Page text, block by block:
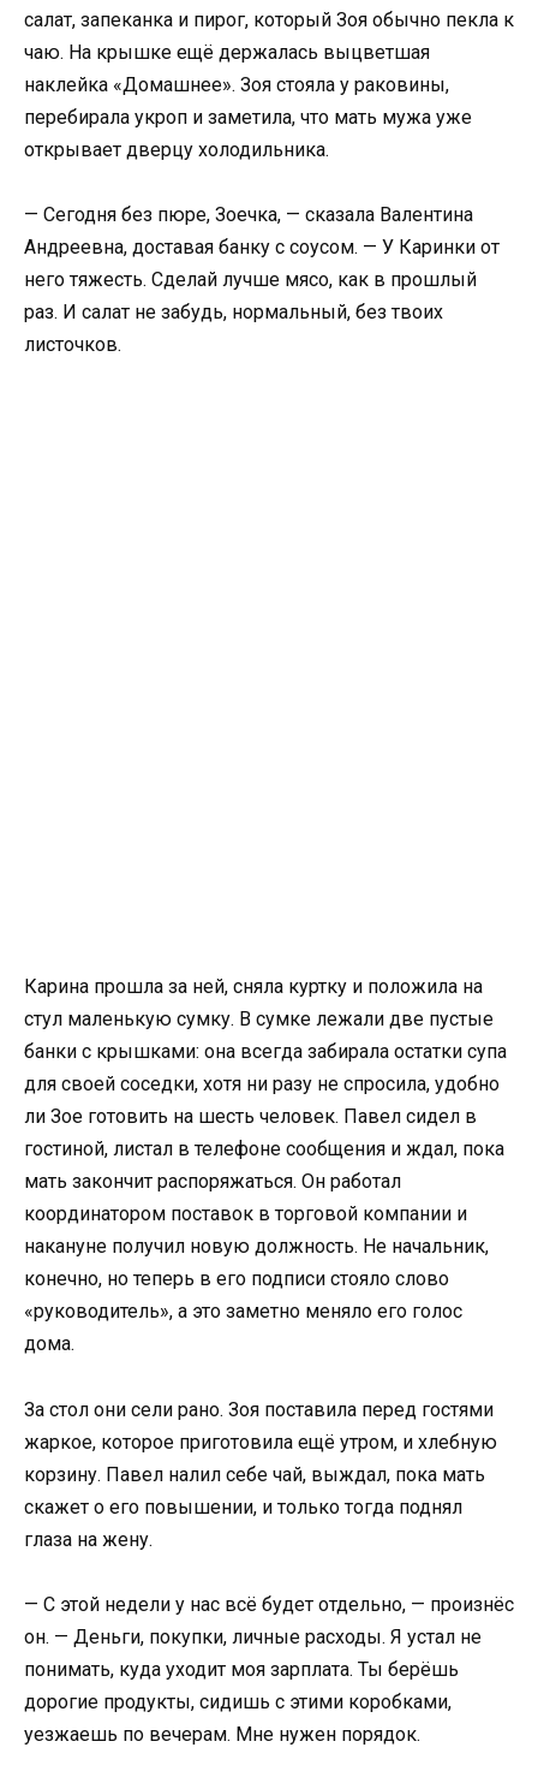
салат, запеканка и пирог, который Зоя обычно пекла к
чаю. На крышке ещё держалась выцветшая
наклейка «Домашнее». Зоя стояла у раковины,
перебирала укроп и заметила, что мать мужа уже
открывает дверцу холодильника.
— Сегодня без пюре, Зоечка, — сказала Валентина
Андреевна, доставая банку с соусом. — У Каринки от
него тяжесть. Сделай лучше мясо, как в прошлый
раз. И салат не забудь, нормальный, без твоих
листочков.
Карина прошла за ней, сняла куртку и положила на
стул маленькую сумку. В сумке лежали две пустые
банки с крышками: она всегда забирала остатки супа
для своей соседки, хотя ни разу не спросила, удобно
ли Зое готовить на шесть человек. Павел сидел в
гостиной, листал в телефоне сообщения и ждал, пока
мать закончит распоряжаться. Он работал
координатором поставок в торговой компании и
накануне получил новую должность. Не начальник,
конечно, но теперь в его подписи стояло слово
«руководитель», а это заметно меняло его голос
дома.
За стол они сели рано. Зоя поставила перед гостями
жаркое, которое приготовила ещё утром, и хлебную
корзину. Павел налил себе чай, выждал, пока мать
скажет о его повышении, и только тогда поднял
глаза на жену.
— С этой недели у нас всё будет отдельно, — произнёс
он. — Деньги, покупки, личные расходы. Я устал не
понимать, куда уходит моя зарплата. Ты берёшь
дорогие продукты, сидишь с этими коробками,
уезжаешь по вечерам. Мне нужен порядок.